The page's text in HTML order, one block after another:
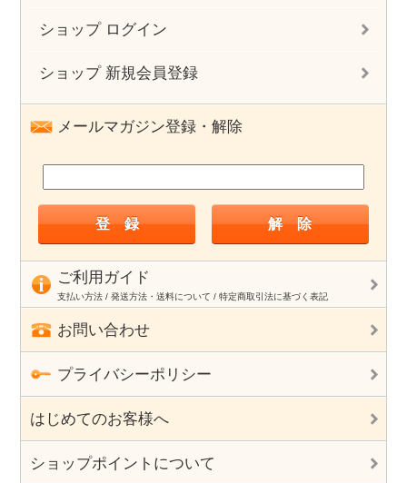
ショップ ログイン
ショップ 新規会員登録
メールマガジン登録・解除
ご利用ガイド
支払い方法 / 発送方法・送料について / 特定商取引法に基づく表記
お問い合わせ
プライバシーポリシー
はじめてのお客様へ
ショップポイントについて